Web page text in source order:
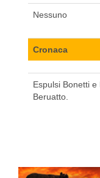
Nessuno
Cronaca
Espulsi Bonetti
Beruatto.